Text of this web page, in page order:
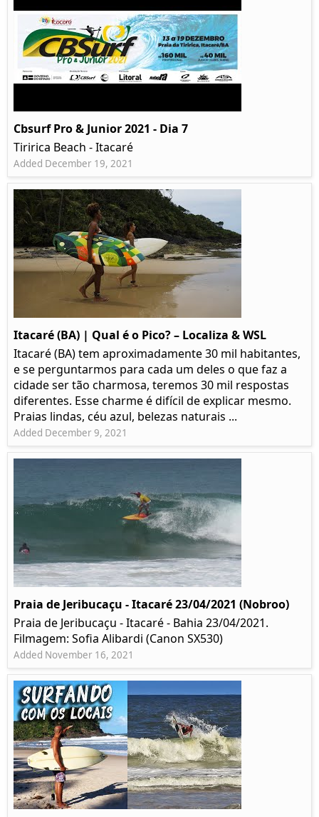
Cbsurf Pro & Junior 2021 - Dia 7
Tiririca Beach - Itacaré
Added December 19, 2021
Itacaré (BA) | Qual é o Pico? – Localiza & WSL​​
Itacaré (BA) tem aproximadamente 30 mil habitantes,
e se perguntarmos para cada um deles o que faz a
cidade ser tão charmosa, teremos 30 mil respostas
diferentes. Esse charme é difícil de explicar mesmo.
Praias lindas, céu azul, belezas naturais ...
Added December 9, 2021
Praia de Jeribucaçu - Itacaré 23/04/2021 (Nobroo)
Praia de Jeribucaçu - Itacaré - Bahia 23/04/2021.
Filmagem: Sofia Alibardi (Canon SX530)
Added November 16, 2021